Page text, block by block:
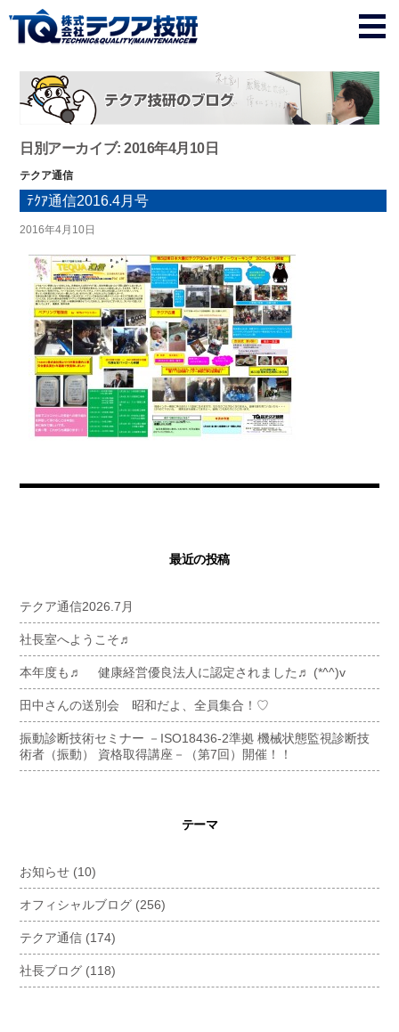
日別アーカイブ: 2016年4月10日
テクア通信
ﾃｸｱ通信2016.4月号
2016年4月10日
最近の投稿
テクア通信2026.7月
社長室へようこそ♬
本年度も♬ 健康経営優良法人に認定されました♬ (*^^)v
田中さんの送別会 昭和だよ、全員集合！♡
振動診断技術セミナー －ISO18436-2準拠 機械状態監視診断技
術者（振動） 資格取得講座－（第7回）開催！！
テーマ
お知らせ (10)
オフィシャルブログ (256)
テクア通信 (174)
社長ブログ (118)